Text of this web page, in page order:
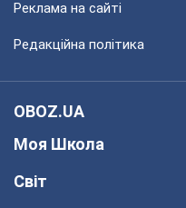
Реклама на сайті
Редакційна політика
OBOZ.UA
Моя Школа
Світ